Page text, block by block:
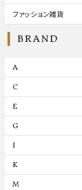
ファッション雑貨
BRAND
A
C
E
G
I
K
M